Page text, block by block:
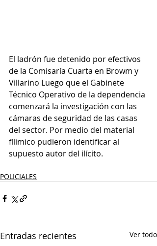
El ladrón fue detenido por efectivos
de la Comisaría Cuarta en Browm y
Villarino Luego que el Gabinete
Técnico Operativo de la dependencia
comenzará la investigación con las
cámaras de seguridad de las casas
del sector. Por medio del material
fílimico pudieron identificar al
supuesto autor del ilícito.
POLICIALES
Entradas recientes Ver todo